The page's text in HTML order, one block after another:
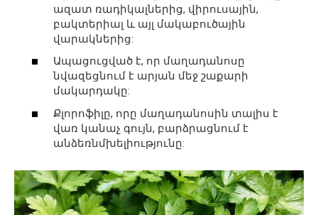
ազատ ռադիկալներից, վիրուսային,
բակտերիալ և այլ մակաբուծային
վարակներից:
Ապացուցված է, որ մաղադանոսը
նվազեցնում է արյան մեջ շաքարի
մակարդակը:
Քլորոֆիլը, որը մաղադանոսին տալիս է
վառ կանաչ գույն, բարձրացնում է
անձեռնմխելիությունը: